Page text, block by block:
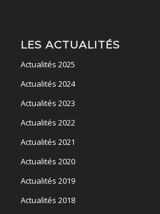
LES ACTUALITÉS
Actualités 2025
Actualités 2024
Actualités 2023
Actualités 2022
Actualités 2021
Actualités 2020
Actualités 2019
Actualités 2018